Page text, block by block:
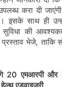
करा दी
इसके साथ ही
की
भेजे, ताकि
20 एमआरपी